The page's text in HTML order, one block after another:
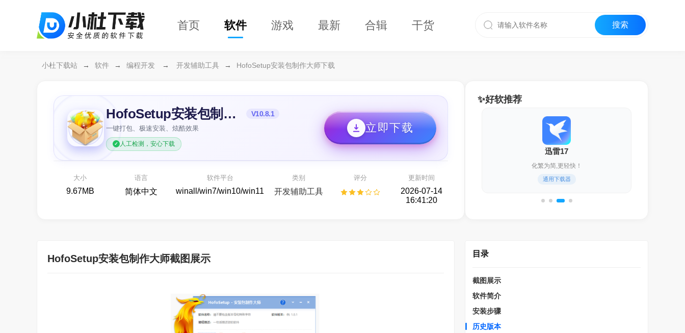
首页 软件 游戏 最新 合辑 干货
小杜下载站 → 软件 → 编程开发 → 开发辅助工具 → HofoSetup安装包制作大师下载
HofoSetup安装包制作大师 V10.8.1
一键打包、极速安装、炫酷效果
人工检测，安心下载
立即下载
大小
9.67MB
语言
简体中文
软件平台
winall/win7/win10/win11
类别
开发辅助工具
评分 更新时间
2026-07-14
16:41:20
✨好软推荐
万兴恢复专家64位
备份还原
益盟操盘手
股票行情
迅雷17
化繁为简,更轻快！
通用下载器
HofoSetup安装包制作大师截图展示 目录
截图展示
软件简介
安装步骤
历史版本